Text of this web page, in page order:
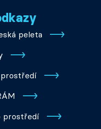
peleta
prostředí